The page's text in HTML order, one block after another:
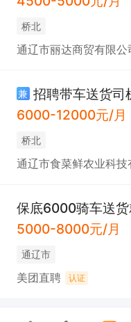
桥北
通辽市丽达商贸有限公
兼 招聘带车送货司
6000-12000元/月
桥北
通辽市食菜鲜农业科技
保底6000骑车送
5000-8000元/月
通辽市
美团直聘 认证